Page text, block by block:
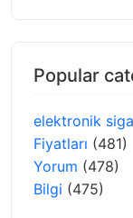
Popular
elektronik
Fiyatları (481)
Yorum (478)
Bilgi (475)